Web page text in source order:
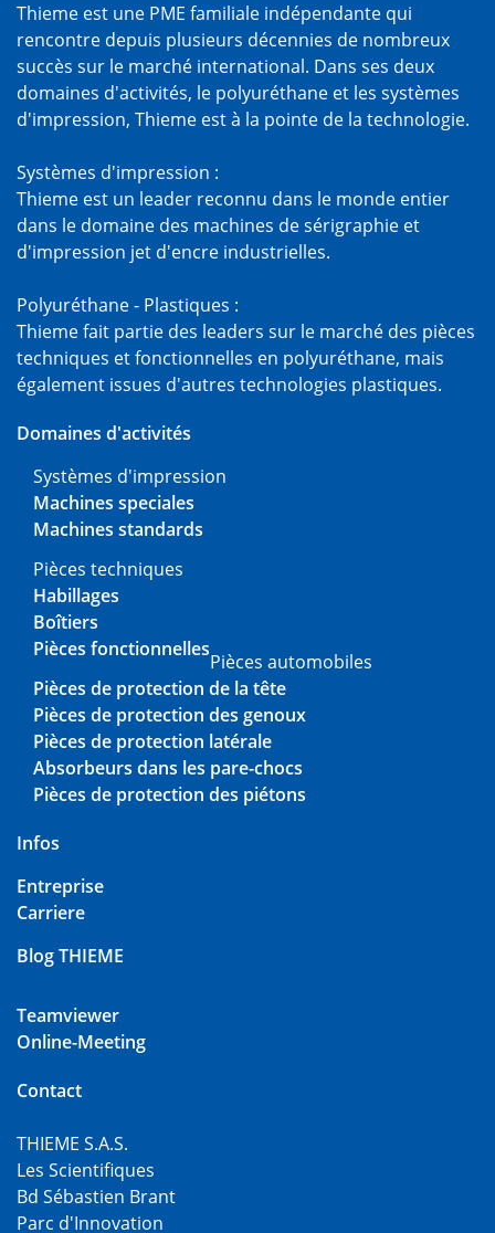
Thieme est une PME familiale indépendante qui
rencontre depuis plusieurs décennies de nombreux
succès sur le marché international. Dans ses deux
domaines d'activités, le polyuréthane et les systèmes
d'impression, Thieme est à la pointe de la technologie.
Systèmes d'impression :
Thieme est un leader reconnu dans le monde entier
dans le domaine des machines de sérigraphie et
d'impression jet d'encre industrielles.
Polyuréthane - Plastiques :
Thieme fait partie des leaders sur le marché des pièces
techniques et fonctionnelles en polyuréthane, mais
également issues d'autres technologies plastiques.
Domaines d'activités
Systèmes d'impression
Machines speciales
Machines standards
Pièces techniques
Habillages
Boîtiers
Pièces fonctionnelles
Pièces automobiles
Pièces de protection de la tête
Pièces de protection des genoux
Pièces de protection latérale
Absorbeurs dans les pare-chocs
Pièces de protection des piétons
Infos
Entreprise
Carriere
Blog THIEME
Teamviewer
Online-Meeting
Contact
THIEME S.A.S.
Les Scientifiques
Bd Sébastien Brant
Parc d'Innovation